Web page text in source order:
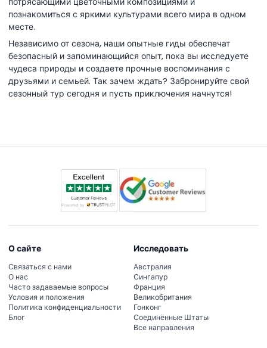
познакомиться с яркими культурами всего мира в одном
месте.
Независимо от сезона, наши опытные гиды обеспечат
безопасный и запоминающийся опыт, пока вы исследуете
чудеса природы и создаете прочные воспоминания с
друзьями и семьей. Так зачем ждать? Забронируйте свой
сезонный тур сегодня и пусть приключения начнутся!
О сайте
Связаться с нами
О нас
Часто задаваемые вопросы
Условия и положения
Политика конфиденциальности
Блог
Исследовать
Австралия
Сингапур
Франция
Великобритания
Гонконг
Соединённые Штаты
Все направления